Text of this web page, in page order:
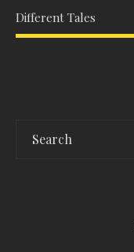
Different Tales